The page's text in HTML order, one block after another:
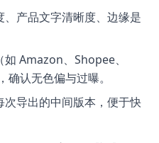
产品文字清晰度、边缘是
Amazon、Shopee、
认无色偏与过曝。
导出的中间版本，便于快